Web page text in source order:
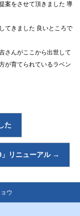
案をさせて頂きました 導
てきました 良いところで
さんがここから出世して
が育てられているラベン
た
リニューアル →
ウ